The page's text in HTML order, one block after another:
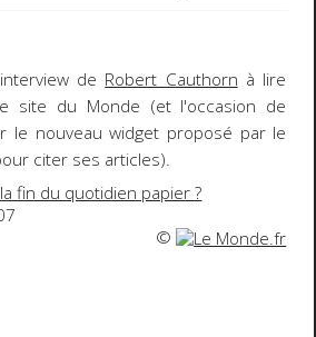
de Robert Cauthorn à lire
site du Monde (et l'occasion de
le nouveau widget proposé par le
citer ses articles).
fin du quotidien papier ?
©